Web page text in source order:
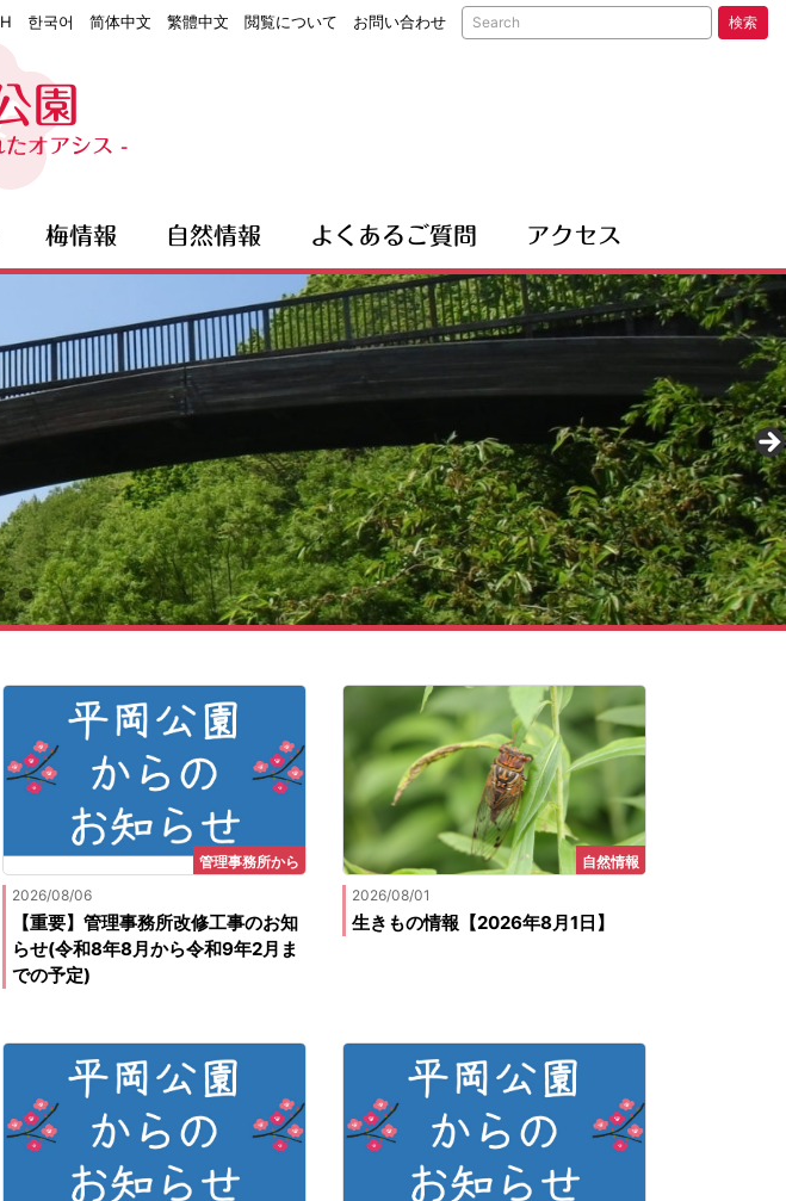
한국어 简体中文 繁體中文 閲覧について お問い合わせ 検索
園
たオアシス -
梅情報 自然情報 よくあるご質問 アクセス
管理事務所から
2026/08/06
【重要】管理事務所改修工事のお知
らせ(令和8年8月から令和9年2月ま
での予定)
自然情報
2026/08/01
生きもの情報【2026年8月1日】